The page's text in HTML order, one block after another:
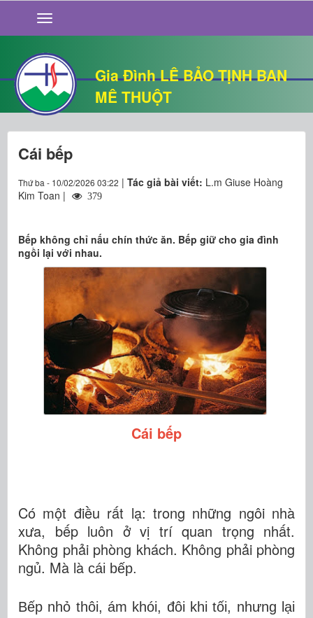
Gia Đình LÊ BẢO TỊNH BAN
MÊ THUỘT
GIỚI THIỆU
TIN TỨC
SỐNG ĐẠO
CHUYỆN NHÀ
QUÁN VĂN
THƯ GIÃN
Cái bếp
Thứ ba - 10/02/2026 03:22 | Tác giả bài viết: L.m Giuse Hoàng
Kim Toan |
379
Bếp không chỉ nấu chín thức ăn. Bếp giữ cho gia đình
ngồi lại với nhau.
Cái bếp
Có một điều rất lạ: trong những ngôi nhà
xưa, bếp luôn ở vị trí quan trọng nhất.
Không phải phòng khách. Không phải phòng
ngủ. Mà là cái bếp.
Bếp nhỏ thôi, ám khói, đôi khi tối, nhưng lại